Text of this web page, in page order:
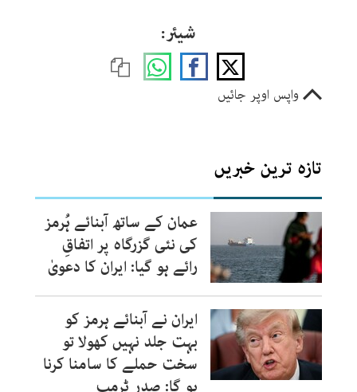
شیئر:
واپس اوپر جائیں
تازہ ترین خبریں
عمان کے ساتھ آبنائے ہُرمز
کی نئی گزرگاہ پر اتفاقِ
رائے ہو گیا: ایران کا دعویٰ
ایران نے آبنائے ہرمز کو
بہت جلد نہیں کھولا تو
سخت حملے کا سامنا کرنا
ہو گا: صدر ٹرمپ